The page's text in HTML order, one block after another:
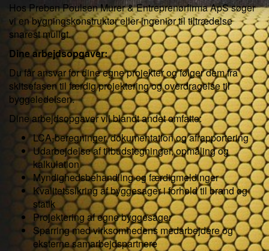
Hos Preben Poulsen Murer & Entreprenørfirma ApS søger
vi en bygningskonstruktør eller ingeniør til tiltrædelse
snarest muligt.
Dine arbejdsopgaver:
Du får ansvar for dine egne projekter og følger dem fra
skitsefasen til færdig projektering og overdragelse til
byggeledelsen.
Dine arbejdsopgaver vil blandt andet omfatte:
LCA-beregninger, dokumentation og afrapportering
Udarbejdelse af tilbudstegninger, opmåling og
kalkulation
Myndighedsbehandling og færdigmeldinger
Kvalitetssikring af byggesager i forhold til brand og
statik
Projektering af egne byggesager
Sparring med virksomhedens medarbejdere og
eksterne samarbejdspartnere